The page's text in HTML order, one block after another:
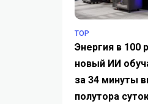
TOP
Энергия в 100
новый ИИ
за 34 минуты
полутора